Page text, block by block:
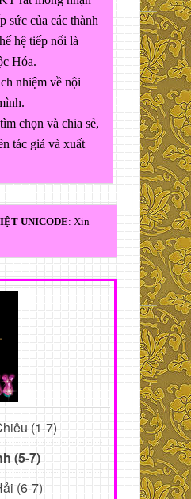
sức của các thành
hệ tiếp nối là
Hóa.
nhiệm về nội
chọn và chia sẻ,
tác giả và xuất
UNICODE: Xin
(1-7)
(5-7)
(6-7)